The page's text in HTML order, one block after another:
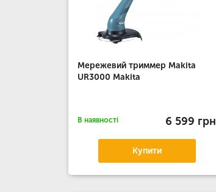
Мережевий триммер Makita
UR3000 Makita
В наявності 6 599 грн
Купити